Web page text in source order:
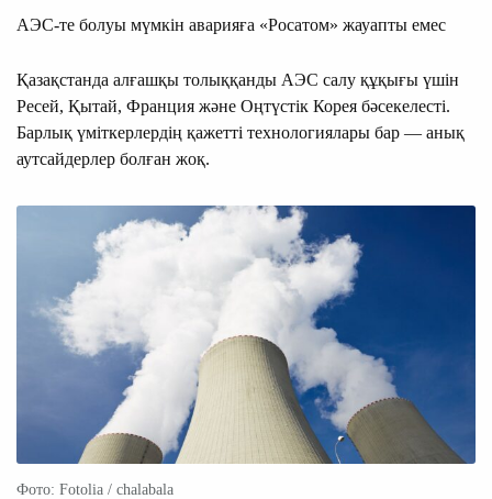
АЭС-те болуы мүмкін аварияға «Росатом» жауапты емес
Қазақстанда алғашқы толыққанды АЭС салу құқығы үшін
Ресей, Қытай, Франция және Оңтүстік Корея бәсекелесті.
Барлық үміткерлердің қажетті технологиялары бар — анық
аутсайдерлер болған жоқ.
Фото: Fotolia / chalabala